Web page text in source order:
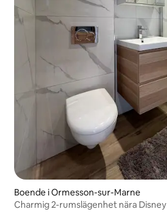
Boende i Ormesson-sur-Marne
Charmig 2-rumslägenhet nära Disney